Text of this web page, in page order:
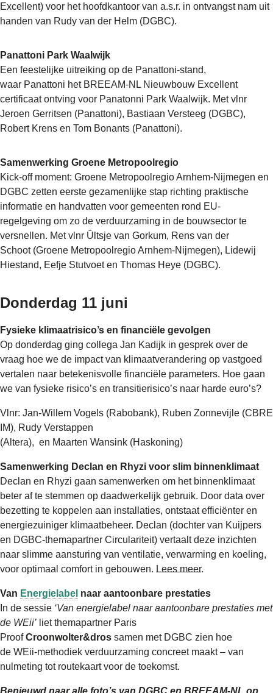
Excellent) voor het hoofdkantoor van a.s.r. in ontvangst nam uit
handen van Rudy van der Helm (DGBC).
Panattoni Park Waalwijk
Een feestelijke uitreiking op de Panattoni‑stand,
waar Panattoni het BREEAM-NL Nieuwbouw Excellent
certificaat ontving voor Panatonni Park Waalwijk. Met vlnr
Jeroen Gerritsen (Panattoni), Bastiaan Versteeg (DGBC),
Robert Krens en Tom Bonants (Panattoni).
Samenwerking Groene Metropoolregio
Kick-off moment: Groene Metropoolregio Arnhem-Nijmegen en
DGBC zetten eerste gezamenlijke stap richting praktische
informatie en handvatten voor gemeenten rond EU-
regelgeving om zo de verduurzaming in de bouwsector te
versnellen. Met vlnr Ûltsje van Gorkum, Rens van der
Schoot (Groene Metropoolregio Arnhem-Nijmegen), Lidewij
Hiestand, Eefje Stutvoet en Thomas Heye (DGBC).
Donderdag 11 juni
Fysieke klimaatrisico’s en financiële gevolgen
Op donderdag ging collega Jan Kadijk in gesprek over de
vraag hoe we de impact van klimaatverandering op vastgoed
vertalen naar betekenisvolle financiële parameters. Hoe gaan
we van fysieke risico’s en transitierisico’s naar harde euro’s?
Vlnr: Jan-Willem Vogels (Rabobank), Ruben Zonnevijle (CBRE
IM), Rudy Verstappen
(Altera), en Maarten Wansink (Haskoning)
Samenwerking Declan en Rhyzi voor slim binnenklimaat
Declan en Rhyzi gaan samenwerken om het binnenklimaat
beter af te stemmen op daadwerkelijk gebruik. Door data over
bezetting te koppelen aan installaties, ontstaat efficiënter en
energiezuiniger klimaatbeheer. Declan (dochter van Kuijpers
en DGBC‑themapartner Circulariteit) vertaalt deze inzichten
naar slimme aansturing van ventilatie, verwarming en koeling,
voor optimaal comfort in gebouwen. Lees meer.
Van Energielabel naar aantoonbare prestaties
In de sessie ‘Van energielabel naar aantoonbare prestaties met
de WEii’ liet themapartner Paris
ProofCroonwolter&dros samen met DGBC zien hoe
de WEii‑methodiek verduurzaming concreet maakt – van
nulmeting tot routekaart voor de toekomst.
Benieuwd naar alle foto’s van DGBC en BREEAM-NL op